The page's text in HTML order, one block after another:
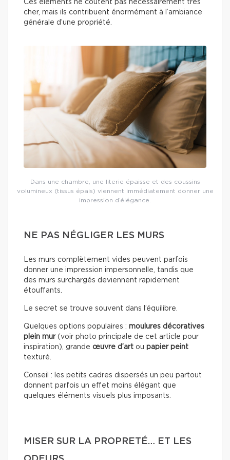
Ces éléments ne coûtent pas nécessairement très
cher, mais ils contribuent énormément à l’ambiance
générale d’une propriété.
Dans une chambre, une literie épaisse et des coussins
volumineux (tissus épais) viennent immédiatement donner une
impression d’élégance.
NE PAS NÉGLIGER LES MURS
Les murs complètement vides peuvent parfois
donner une impression impersonnelle, tandis que
des murs surchargés deviennent rapidement
étouffants.
Le secret se trouve souvent dans l’équilibre.
Quelques options populaires : moulures décoratives
plein mur (voir photo principale de cet article pour
inspiration), grande œuvre d’art ou papier peint
texturé.
Conseil : les petits cadres dispersés un peu partout
donnent parfois un effet moins élégant que
quelques éléments visuels plus imposants.
MISER SUR LA PROPRETÉ… ET LES